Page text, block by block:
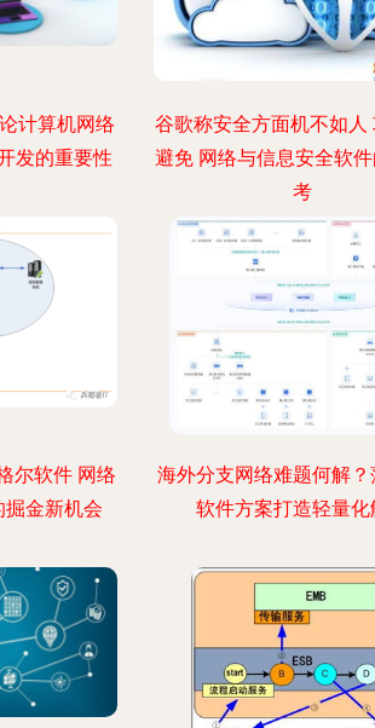
计算机网络
发的重要性
谷歌称安全方面机不如人
避免 网络与信息安全软
考
尔软件 网络
金新机会
海外分支网络难题何解
软件方案打造轻量化